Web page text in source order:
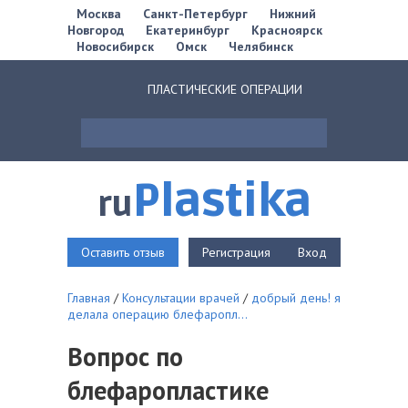
Москва Санкт-Петербург
Нижний
Новгород
Екатеринбург
Красноярск
Новосибирск
Омск Челябинск
ПЛАСТИЧЕСКИЕ ОПЕРАЦИИ
ruPlastika
Оставить отзыв Регистрация Вход
Главная /Консультации врачей / добрый день! я
делала операцию блефаропл...
Вопрос по
блефаропластике